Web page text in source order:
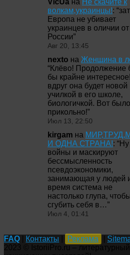
VicUa на Не скачите к
волкам,украинцы!: “
Европа не убивает
украинцев в оличии от
России”
Авг 20, 13:45
nexto на Женщина в
“Клёво! Продолжение
бы крайне
вдруг она будет новой
училкой в его школе,
биологичкой. Вот
прикольно!”
Июл 13, 22:50
kirgam на
И ОДНА СТРАНА!: “Ну
войны и маскируют
бессмысленность
псевдоэкономики,
занимающая у людей
время система не
настолько глупа,
сгубить себя в…”
Июл 4, 01:41
FAQ Контакты Реклама